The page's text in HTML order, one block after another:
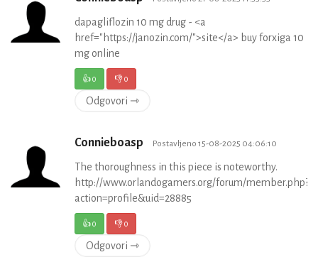
dapagliflozin 10 mg drug - <a
href="https://janozin.com/">site</a> buy forxiga 10
mg online
👍0 👎0
Odgovori ⇾
Connieboasp Postavljeno 15-08-2025 04:06:10
The thoroughness in this piece is noteworthy.
http://www.orlandogamers.org/forum/member.php?
action=profile&uid=28885
👍0 👎0
Odgovori ⇾